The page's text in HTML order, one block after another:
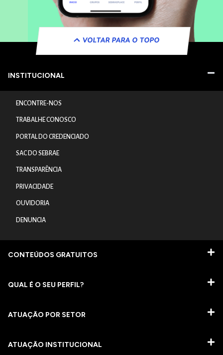
VOLTAR PARA O TOPO
INSTITUCIONAL
ENCONTRE-NOS
TRABALHE CONOSCO
PORTAL DO CREDENCIADO
SAC DO SEBRAE
TRANSPARÊNCIA
PRIVACIDADE
OUVIDORIA
DENUNCIA
CONTEÚDOS GRATUITOS
QUAL É O SEU PERFIL?
ATUAÇÃO POR SETOR
ATUAÇÃO INSTITUCIONAL